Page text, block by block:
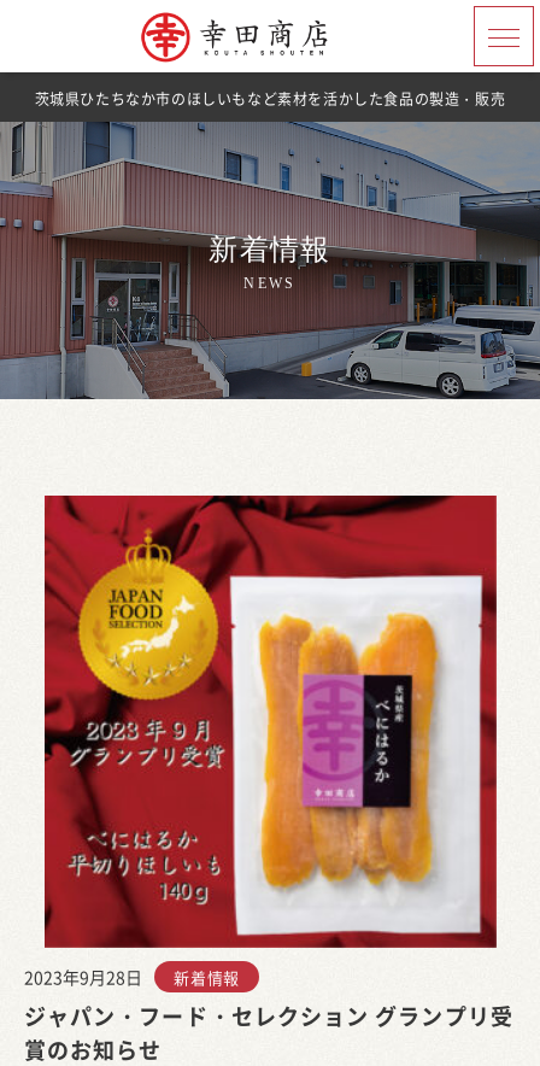
茨城県ひたちなか市のほしいもなど素材を活かした食品の製造・販売
新着情報
NEWS
2023年9月28日 新着情報
ジャパン・フード・セレクション グランプリ受
賞のお知らせ